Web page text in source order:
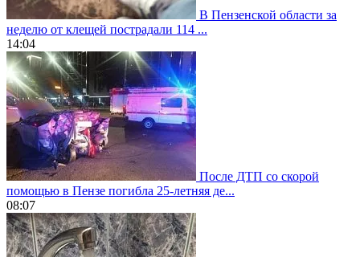
В Пензенской области за
неделю от клещей пострадали 114 ...
14:04
После ДТП со скорой
помощью в Пензе погибла 25-летняя де...
08:07